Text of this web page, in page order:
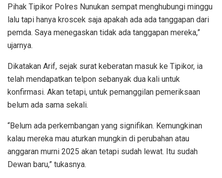
Pihak Tipikor Polres Nunukan sempat menghubungi minggu
lalu tapi hanya kroscek saja apakah ada ada tanggapan dari
pemda. Saya menegaskan tidak ada tanggapan mereka,”
ujarnya.
Dikatakan Arif, sejak surat keberatan masuk ke Tipikor, ia
telah mendapatkan telpon sebanyak dua kali untuk
konfirmasi. Akan tetapi, untuk pemanggilan pemeriksaan
belum ada sama sekali.
“Belum ada perkembangan yang signifikan. Kemungkinan
kalau mereka mau aturkan mungkin di perubahan atau
anggaran murni 2025 akan tetapi sudah lewat. Itu sudah
Dewan baru,” tukasnya.